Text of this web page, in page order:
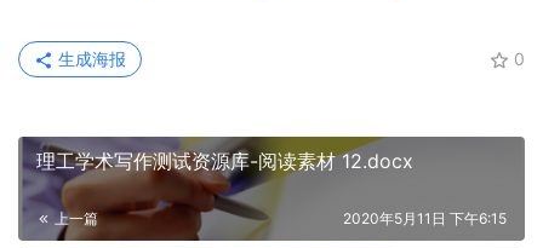
0
生成海报
理工学术写作测试资源库-阅读素材 12.docx
上一篇 2020年5月11日 下午6:15